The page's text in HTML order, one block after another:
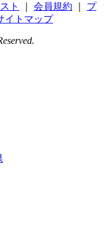
ト 会員規約
プ
イトマップ